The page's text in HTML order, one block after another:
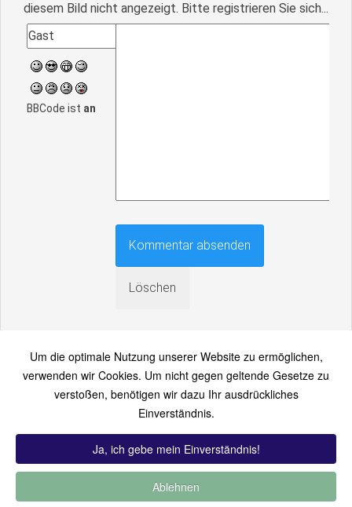
diesem Bild nicht angezeigt. Bitte registrieren Sie sich...
BBCode ist an
An einen Freund senden
Bitte loggen Sie sich zuerst ein...
Um die optimale Nutzung unserer Website zu ermöglichen,
verwenden wir Cookies. Um nicht gegen geltende Gesetze zu
verstoßen, benötigen wir dazu Ihr ausdrückliches
Einverständnis.
Ja, ich gebe mein Einverständnis!
Ablehnen